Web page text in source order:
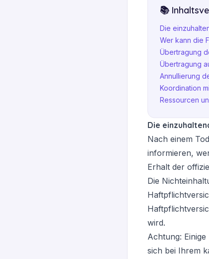
📚
Die
Wer kann die
Übertragung
Übertragung
Annullierung
Koordination
Ressourcen
Die
Nach einem
informieren,
Erhalt der
Die
wird.
Achtung:
sich bei Ihrem